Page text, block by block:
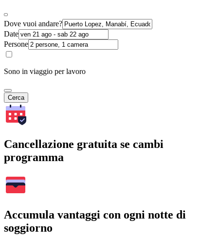
Dove vuoi andare?
Date
Persone
Sono in viaggio per lavoro
Cerca
Cancellazione gratuita se cambi
programma
Accumula vantaggi con ogni notte di
soggiorno